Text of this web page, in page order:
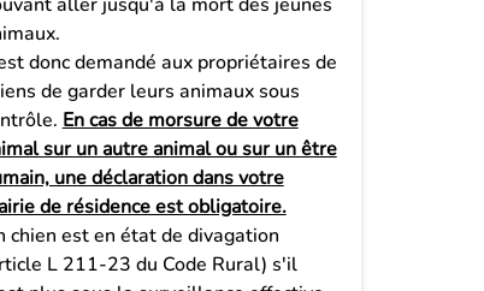
donc demandé aux propriétaires de
de garder leurs animaux sous
En cas de morsure de votre
sur un autre animal ou sur un être
une déclaration dans votre
de résidence est obligatoire.
chien est en état de divagation
L 211-23 du Code Rural) s'il